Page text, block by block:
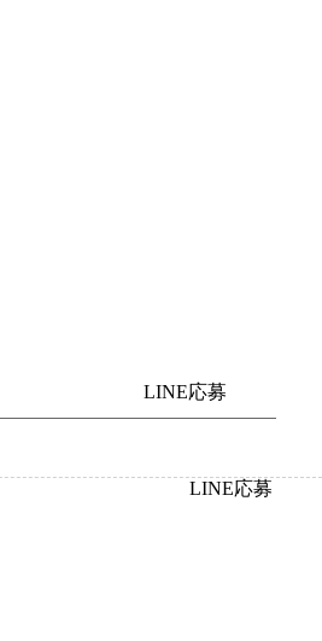
LINE応募
LINE応募